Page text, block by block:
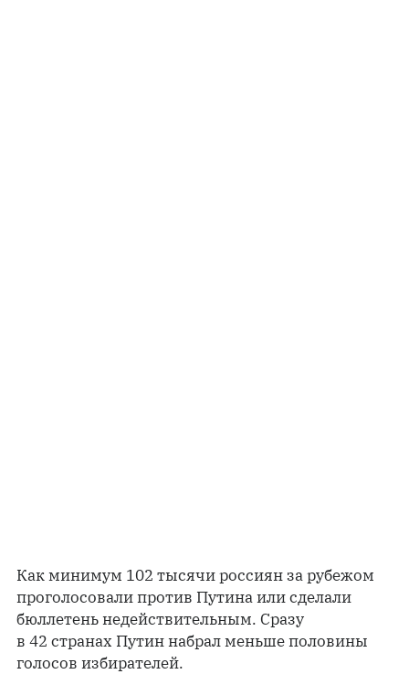
Как минимум 102 тысячи россиян за рубежом
проголосовали против Путина или сделали
бюллетень недействительным. Сразу
в 42 странах Путин набрал меньше половины
голосов избирателей.